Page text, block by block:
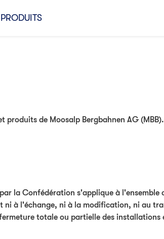
PRODUITS
produits de Moosalp Bergbahnen AG
la Confédération s'applique à l'ensemble
ni à l'échange, ni à la modification, ni au
totale ou partielle des installations